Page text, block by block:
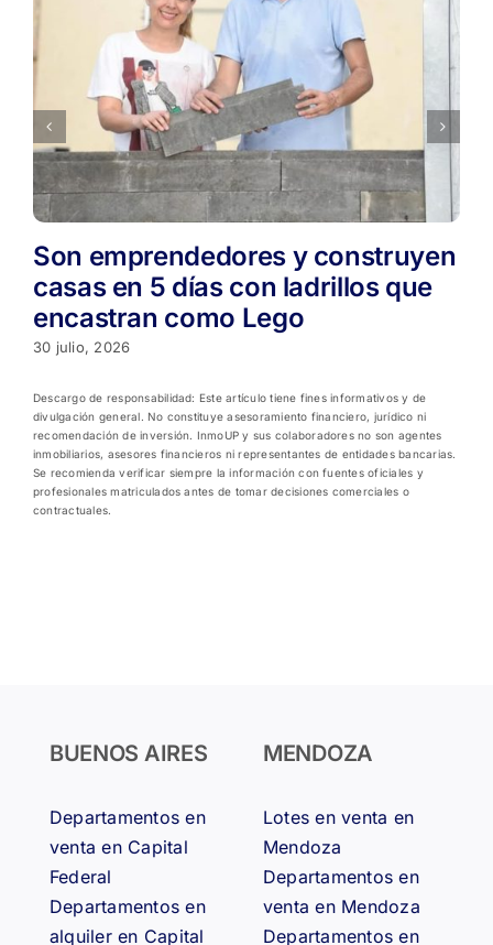
Son emprendedores y construyen
casas en 5 días con ladrillos que
encastran como Lego
30 julio, 2026
Descargo de responsabilidad: Este artículo tiene fines informativos y de
divulgación general. No constituye asesoramiento financiero, jurídico ni
recomendación de inversión. InmoUP y sus colaboradores no son agentes
inmobiliarios, asesores financieros ni representantes de entidades bancarias.
Se recomienda verificar siempre la información con fuentes oficiales y
profesionales matriculados antes de tomar decisiones comerciales o
contractuales.
BUENOS AIRES
Departamentos en
venta en Capital
Federal
Departamentos en
alquiler en Capital
MENDOZA
Lotes en venta en
Mendoza
Departamentos en
venta en Mendoza
Departamentos en